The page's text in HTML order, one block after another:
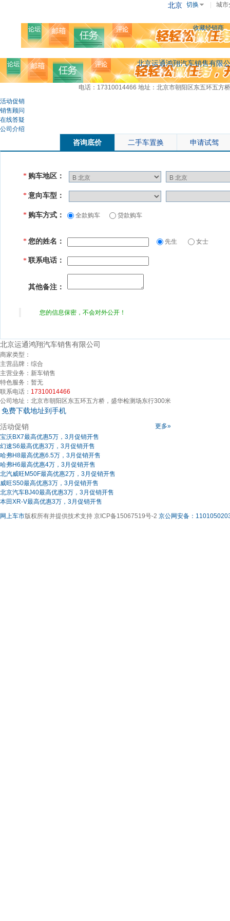
北京 切换 城市
收藏经销商
北京运通鸿翔汽车销售有限
电话：17310014466 地址：北京市朝阳区东五环五方
活动促销
销售顾问
在线答疑
公司介绍
咨询底价 二手车置换 申请试驾
* 购车地区：
* 意向车型：
* 购车方式： 全款购车 贷款购车
* 您的姓名： 先生 女士
* 联系电话：
其他备注：
您的信息保密，不会对外公开！
北京运通鸿翔汽车销售有限公司
商家类型：
主营品牌： 综合
主营业务： 新车销售
特色服务： 暂无
联系电话： 17310014466
公司地址： 北京市朝阳区东五环五方桥，盛华检测场东行300米
免费下载地址到手机
更多»
活动促销
宝沃BX7最高优惠5万，3月促销开售
幻速S6最高优惠3万，3月促销开售
哈弗H8最高优惠6.5万，3月促销开售
哈弗H6最高优惠4万，3月促销开售
北汽威旺M50F最高优惠2万，3月促销开售
威旺S50最高优惠3万，3月促销开售
北京汽车BJ40最高优惠3万，3月促销开售
本田XR-V最高优惠3万，3月促销开售
网上车市版权所有并提供技术支持 京ICP备15067519号-2 京公网安备：